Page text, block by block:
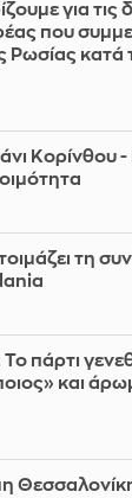
για τις
που
Ρωσίας κατά
Κορίνθου
τη
πάρτι
και